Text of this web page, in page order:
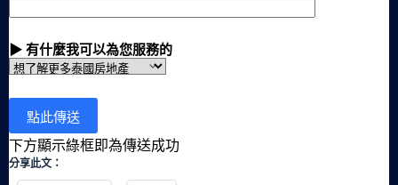
▶ 有什麼我可以為您服務的
下方顯示綠框即為傳送成功
分享此文：